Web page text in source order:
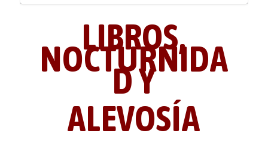
LIBROS,
NOCTURNIDA
D Y
ALEVOSÍA